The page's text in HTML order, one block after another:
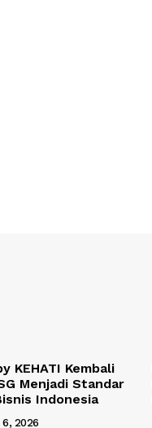
KEHATI Kembali
Menjadi Standar
Indonesia
2026